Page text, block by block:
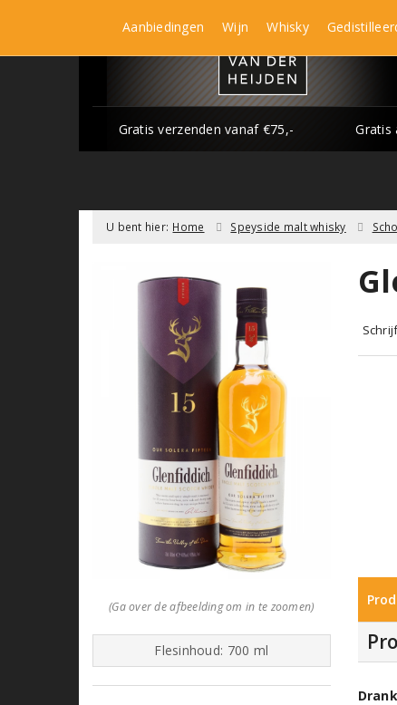
Gratis verzenden vanaf €75,- Gratis
Aanbiedingen Wijn Whisky
U bent hier: Home Speyside malt whisky
(Ga over de afbeelding om in te zoomen)
Flesinhoud: 700 ml